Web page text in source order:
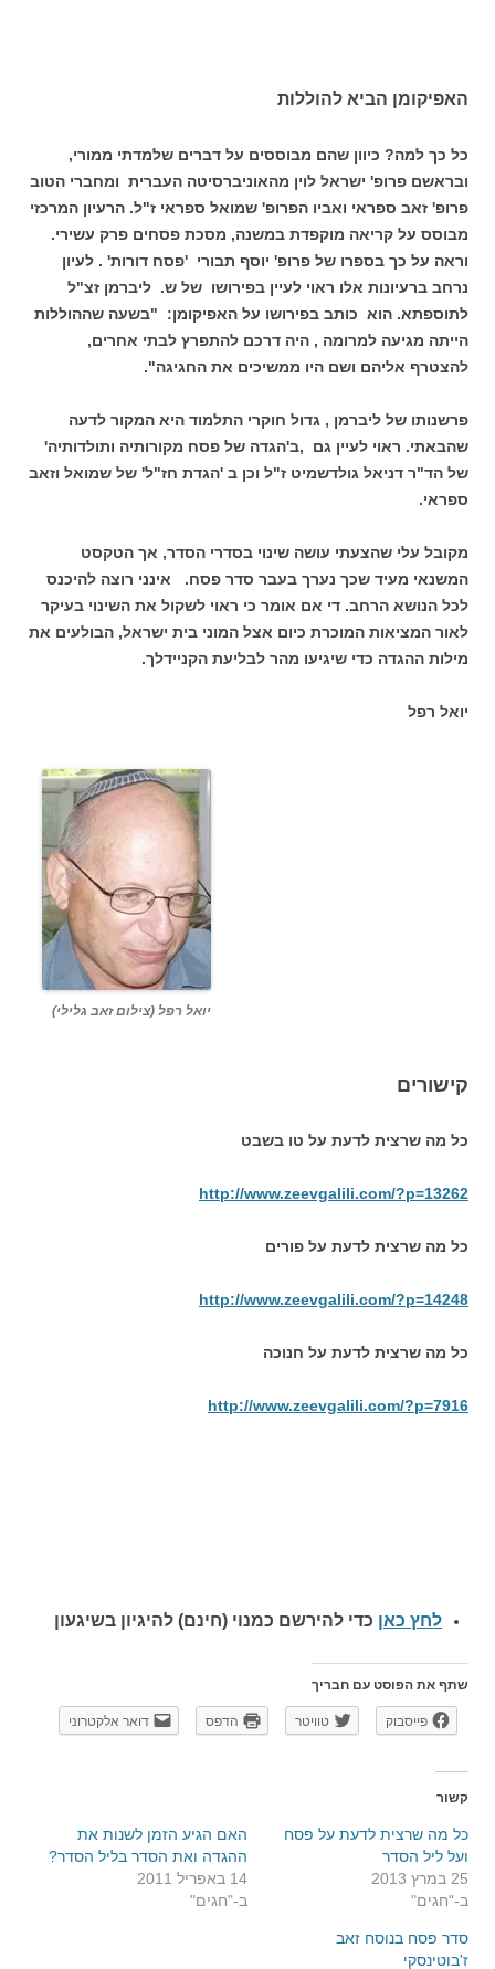
האפיקומן הביא להוללות
כל כך למה? כיוון שהם מבוססים על דברים שלמדתי ממורי,
ובראשם פרופ' ישראל לוין מהאוניברסיטה העברית ומחברי הטוב
פרופ' זאב ספראי ואביו הפרופ' שמואל ספראי ז"ל. הרעיון המרכזי
מבוסס על קריאה מוקפדת במשנה, מסכת פסחים פרק עשירי.
וראה על כך בספרו של פרופ' יוסף תבורי 'פסח דורות' . לעיון
נרחב ברעיונות אלו ראוי לעיין בפירושו של ש. ליברמן זצ"ל
לתוספתא. הוא כותב בפירושו על האפיקומן: "בשעה שההוללות
הייתה מגיעה למרומה , היה דרכם להתפרץ לבתי אחרים,
להצטרף אליהם ושם היו ממשיכים את החגיגה".
פרשנותו של ליברמן , גדול חוקרי התלמוד היא המקור לדעה
שהבאתי. ראוי לעיין גם ,ב'הגדה של פסח מקורותיה ותולדותיה'
של הד"ר דניאל גולדשמיט ז"ל וכן ב 'הגדת חז"ל' של שמואל וזאב
ספראי.
מקובל עלי שהצעתי עושה שינוי בסדרי הסדר, אך הטקסט
המשנאי מעיד שכך נערך בעבר סדר פסח. אינני רוצה להיכנס
לכל הנושא הרחב. די אם אומר כי ראוי לשקול את השינוי בעיקר
לאור המציאות המוכרת כיום אצל המוני בית ישראל, הבולעים את
מילות ההגדה כדי שיגיעו מהר לבליעת הקניידלך.
יואל רפל
יואל רפל (צילום זאב גלילי)
קישורים
כל מה שרצית לדעת על טו בשבט
http://www.zeevgalili.com/?p=13262
כל מה שרצית לדעת על פורים
http://www.zeevgalili.com/?p=14248
כל מה שרצית לדעת על חנוכה
http://www.zeevgalili.com/?p=7916
לחץ כאן כדי להירשם כמנוי (חינם) להיגיון בשיגעון
שתף את הפוסט עם חבריך
פייסבוק טוויטר הדפס דואר אלקטרוני
קשור
כל מה שרצית לדעת על פסח
ועל ליל הסדר
25 במרץ 2013
ב-"חגים"
האם הגיע הזמן לשנות את
ההגדה ואת הסדר בליל הסדר?
14 באפריל 2011
ב-"חגים"
סדר פסח בנוסח זאב
ז'בוטינסקי